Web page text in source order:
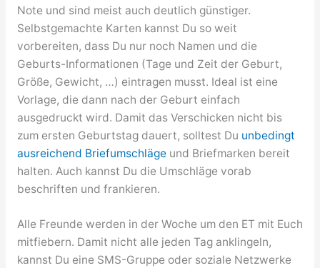
Note und sind meist auch deutlich günstiger.
Selbstgemachte Karten kannst Du so weit
vorbereiten, dass Du nur noch Namen und die
Geburts-Informationen (Tage und Zeit der Geburt,
Größe, Gewicht, …) eintragen musst. Ideal ist eine
Vorlage, die dann nach der Geburt einfach
ausgedruckt wird. Damit das Verschicken nicht bis
zum ersten Geburtstag dauert, solltest Du unbedingt
ausreichend Briefumschlägeund Briefmarken bereit
halten. Auch kannst Du die Umschläge vorab
beschriften und frankieren.
Alle Freunde werden in der Woche um den ET mit Euch
mitfiebern. Damit nicht alle jeden Tag anklingeln,
kannst Du eine SMS-Gruppe oder soziale Netzwerke